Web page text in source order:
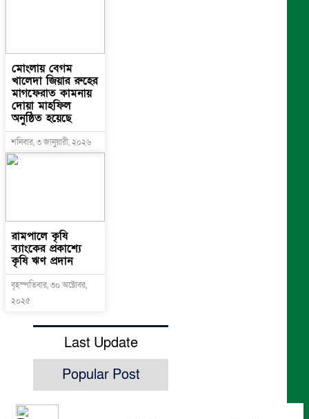
মোংলায় বেগম
খালেদা জিয়ার রুহের
মাগফেরাত কামনায়
দোয়া মাহফিল
অনুষ্ঠিত হয়েছে
শনিবার, ৩ জানুয়ারী, ২০২৬
রামপালে কৃষি
ব্যাংকের প্রকাশ্যে
কৃষি ঋণ প্রদান
বৃহস্পতিবার, ৩০ অক্টোবর,
২০২৫
Last Update
Popular Post